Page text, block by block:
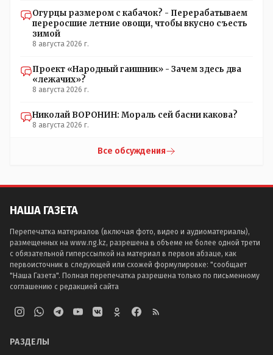
Огурцы размером с кабачок? - Перерабатываем
переросшие летние овощи, чтобы вкусно съесть
зимой
8 августа 2026 г.
Проект «Народный гаишник» - Зачем здесь два
«лежачих»?
8 августа 2026 г.
Николай ВОРОНИН: Мораль сей басни какова?
8 августа 2026 г.
Все обсуждения
НАША ГАЗЕТА
Перепечатка материалов (включая фото, видео и аудиоматериалы),
размещенных на www.ng.kz, разрешена в объеме не более одной трети
с обязательной гиперссылкой на материал в первом абзаце, как
первоисточник в следующей или схожей формулировке: "сообщает
"Наша Газета". Полная перепечатка разрешена только по письменному
соглашению с редакцией сайта
РАЗДЕЛЫ